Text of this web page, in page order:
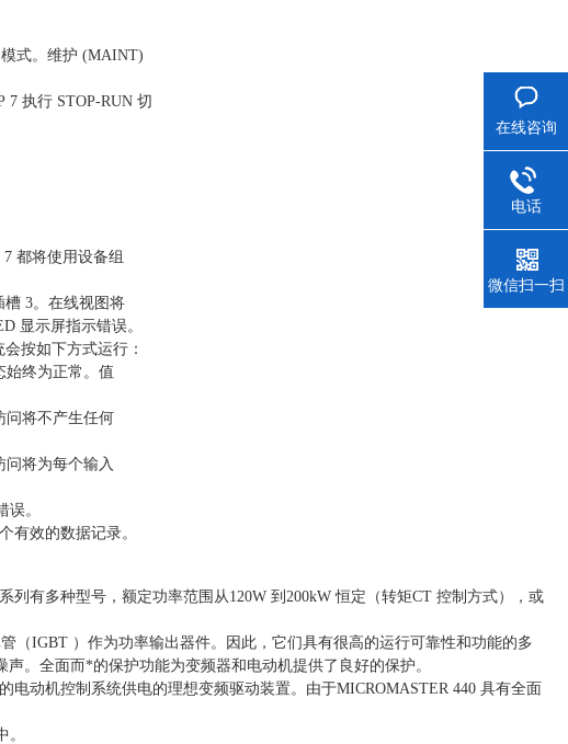
式。维护 (MAINT)
7 执行 STOP-RUN 切
都将使用设备组
3。在线视图将
显示屏指示错误。
按如下方式运行：
始终为正常。值
问将不产生任何
问将为每个输入
。
有效的数据记录。
有多种型号，额定功率范围从120W 到200kW 恒定（转矩CT 控制方式），或
（IGBT ）作为功率输出器件。因此，它们具有很高的运行可靠性和功能的多
。全面而*的保护功能为变频器和电动机提供了良好的保护。
动机控制系统供电的理想变频驱动装置。由于MICROMASTER 440 具有全面
在线咨询
电话
微信扫一扫